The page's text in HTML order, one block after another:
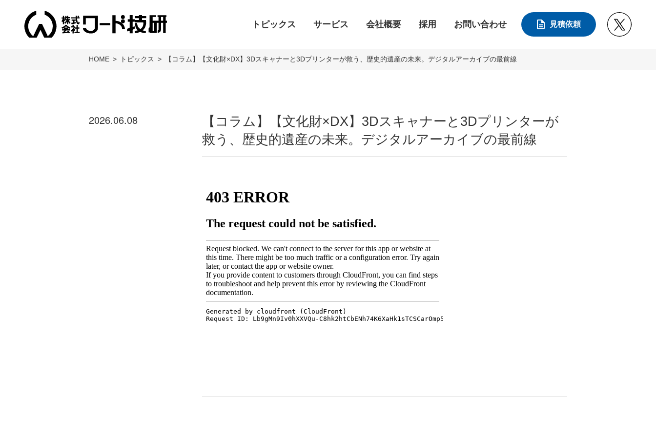
トピックス サービス 会社概要 採用 お問い合わせ 見積依頼
HOME トピックス 【コラム】【文化財×DX】3Dスキャナーと3Dプリンターが救う、歴史的遺産の未来。デジタルアーカイブの最前線
2026.06.08
【コラム】【文化財×DX】3Dスキャナーと3Dプリンターが
救う、歴史的遺産の未来。デジタルアーカイブの最前線